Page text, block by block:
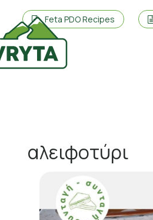
Feta PDO Recipes
αλειφοτύρι